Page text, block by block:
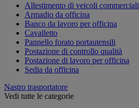
Allestimento di veicoli commerciali
Armadio da officina
Banco da lavoro per officina
Cavalletto
Pannello forato portautensili
Postazione di controllo qualità
Postazione di lavoro per officina
Sedia da officina
Nastro trasportatore
Vedi tutte le categorie